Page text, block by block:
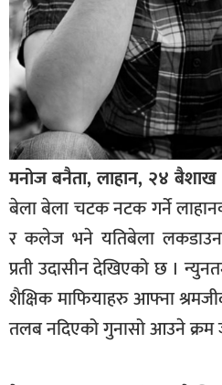
राष्ट्रिय
अन्तराष्ट्रिय
अन्तरबार्ता
अर्थ
खेलकुद
मनोरञ्जन
फोटो
/
भिडियो
अन्य
मनोज बनैता, लाहान, २४ बैशाख
बेला बेला चटक नटक गर्ने
र कलेज भने यतिबेला
प्रती उदासीन देखिएको छ ।
शैक्षिक माफियाहरु आफ्ना
तलब नदिएको गुनासो आउने क्रम